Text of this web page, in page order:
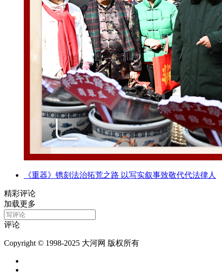
《重器》镌刻法治拓荒之路 以写实叙事致敬代代法律人
精彩评论
加载更多
评论
Copyright © 1998-2025 大河网 版权所有